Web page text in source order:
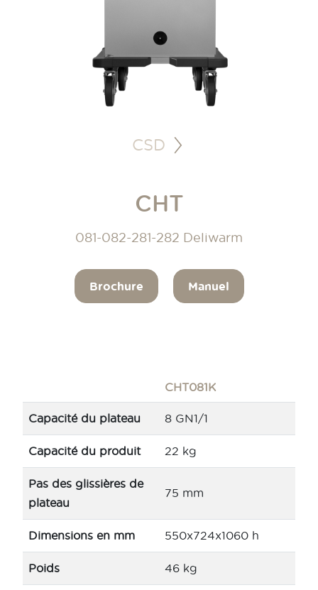
CSD
CHT
081-082-281-282 Deliwarm
Brochure Manuel
CHT081K
Capacité du plateau 8 GN1/1
Capacité du produit 22 kg
Pas des glissières de
plateau
75 mm
Dimensions en mm 550x724x1060 h
Poids 46 kg